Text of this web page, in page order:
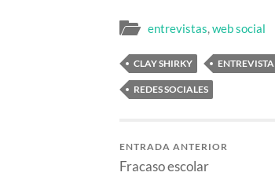
entrevistas,web social
CLAY SHIRKY ENTREVISTA
REDES SOCIALES
ENTRADA ANTERIOR
Fracaso escolar